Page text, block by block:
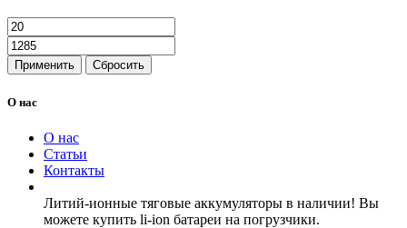
Применить Сбросить
О нас
О нас
Статьи
Контакты
Литий-ионные тяговые аккумуляторы в наличии! Вы
можете купить li-ion батареи на погрузчики.